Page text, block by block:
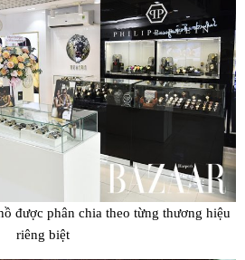
được phân chia theo từng thương hiệu
riêng biệt